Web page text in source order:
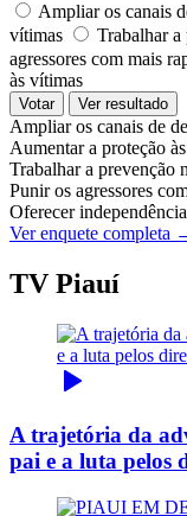
Ampliar os canais
vítimas
Trabalhar a
agressores com mais
às vítimas
Votar Ver resultado
Ampliar os canais de
Aumentar a proteção
Trabalhar a prevenção
Punir os agressores
Oferecer
Ver enquete completa
TV Piauí
A trajetória da
pai e a luta pelos